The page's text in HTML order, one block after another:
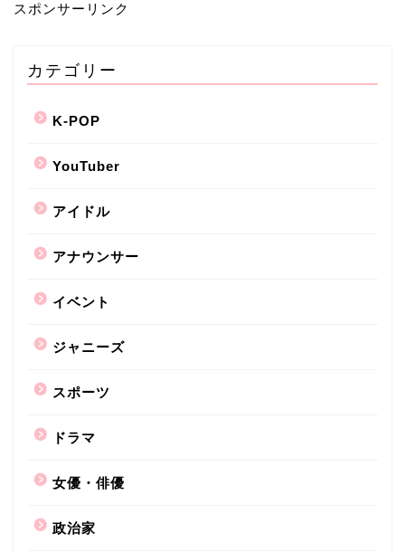
スポンサーリンク
カテゴリー
K-POP
YouTuber
アイドル
アナウンサー
イベント
ジャニーズ
スポーツ
ドラマ
女優・俳優
政治家